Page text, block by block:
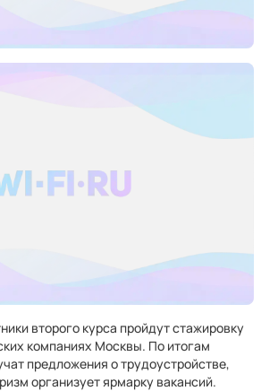
второго курса пройдут стажировку
компаниях Москвы. По итогам
предложения о трудоустройстве,
организует ярмарку вакансий.